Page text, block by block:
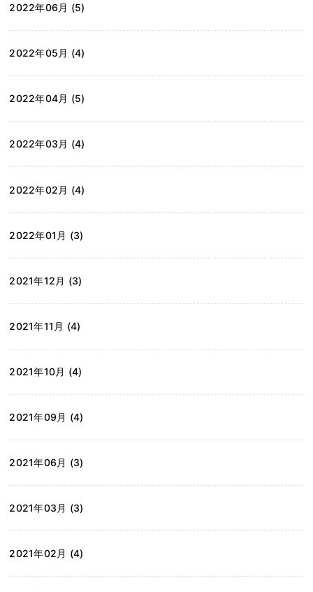
2022年06月 (5)
2022年05月 (4)
2022年04月 (5)
2022年03月 (4)
2022年02月 (4)
2022年01月 (3)
2021年12月 (3)
2021年11月 (4)
2021年10月 (4)
2021年09月 (4)
2021年06月 (3)
2021年03月 (3)
2021年02月 (4)